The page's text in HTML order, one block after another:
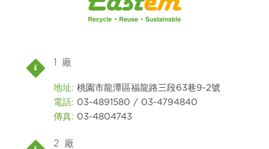
1 廠
地址: 桃園市龍潭區福龍路三段63巷9-2號
電話: 03-4891580 / 03-4794840
傳真: 03-4804743
2 廠